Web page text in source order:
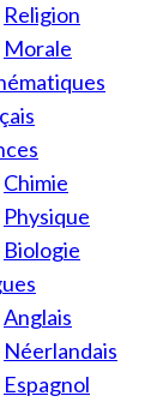
Religion
Morale
Chimie
Physique
Biologie
Anglais
Néerlandais
Espagnol